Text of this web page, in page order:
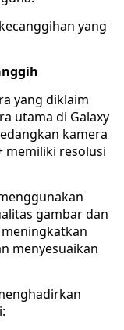
yang
yang diklaim
utama di Galaxy
kamera
memiliki resolusi
gambar dan
menyesuaikan